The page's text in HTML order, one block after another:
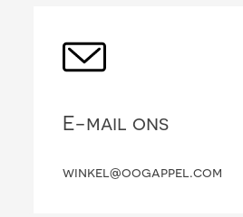
E-mail ons
winkel@oogappel.com